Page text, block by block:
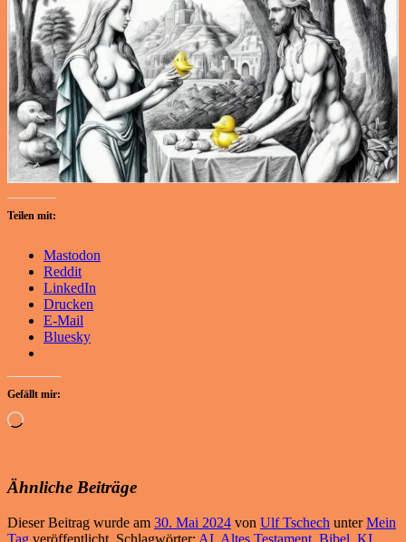
Teilen mit:
Mastodon
Reddit
LinkedIn
Drucken
E-Mail
Bluesky
Gefällt mir:
Wird
Ähnliche Beiträge
Dieser Beitrag wurde am 30. Mai 2024 von Ulf Tschech unterMein
Tag veröffentlicht. Schlagwörter: AI, Altes Testament, Bibel, KI,